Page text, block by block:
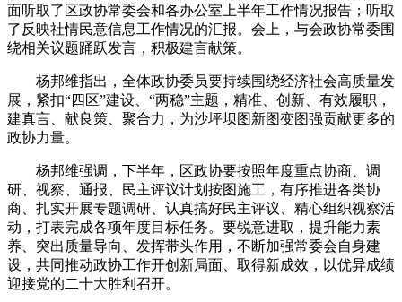
面听取了区政协常委会和各办公室上半年工作情况报告；听取
了反映社情民意信息工作情况的汇报。会上，与会政协常委围
绕相关议题踊跃发言，积极建言献策。
杨邦维指出，全体政协委员要持续围绕经济社会高质量发
展，紧扣“四区”建设、“两稳”主题，精准、创新、有效履职，
建真言、献良策、聚合力，为沙坪坝图新图变图强贡献更多的
政协力量。
杨邦维强调，下半年，区政协要按照年度重点协商、调
研、视察、通报、民主评议计划按图施工，有序推进各类协
商、扎实开展专题调研、认真搞好民主评议、精心组织视察活
动，打表完成各项年度目标任务。要锐意进取，提升能力素
养、突出质量导向、发挥带头作用，不断加强常委会自身建
设，共同推动政协工作开创新局面、取得新成效，以优异成绩
迎接党的二十大胜利召开。